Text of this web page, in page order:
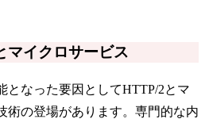
イクロサービス
となった要因としてHTTP/2とマ
術の登場があります。専門的な内